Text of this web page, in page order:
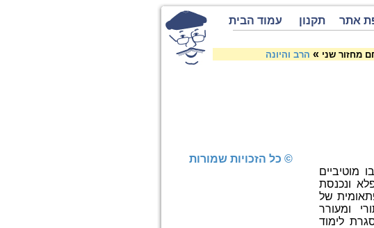
אתר תקנון עמוד הבית
מחזור שני » הרב והיונה
מוטיביים
ונכנסת
של
ומעורר
לימוד
© כל הזכויות שמורות